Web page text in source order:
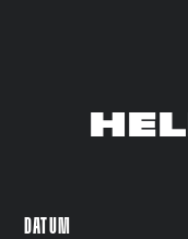
DATUM